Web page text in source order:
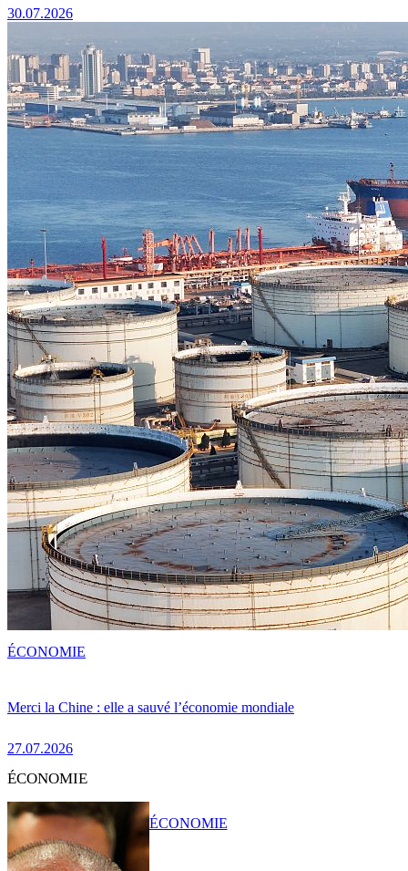
30.07.2026
Merci la Chine : elle a sauvé l’économie mondiale
27.07.2026
ÉCONOMIE
ÉCONOMIE
ÉCONOMIE